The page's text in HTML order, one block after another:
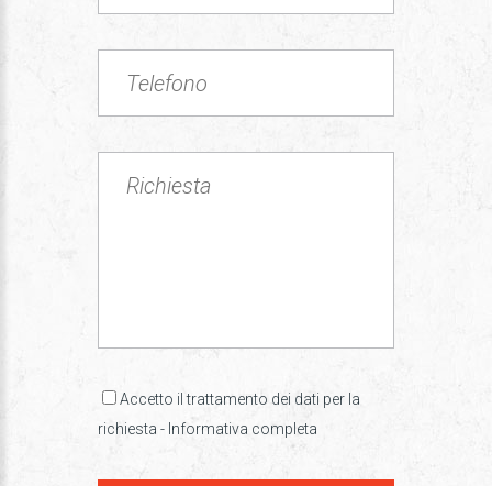
Accetto il trattamento dei dati per la
richiesta - Informativa completa